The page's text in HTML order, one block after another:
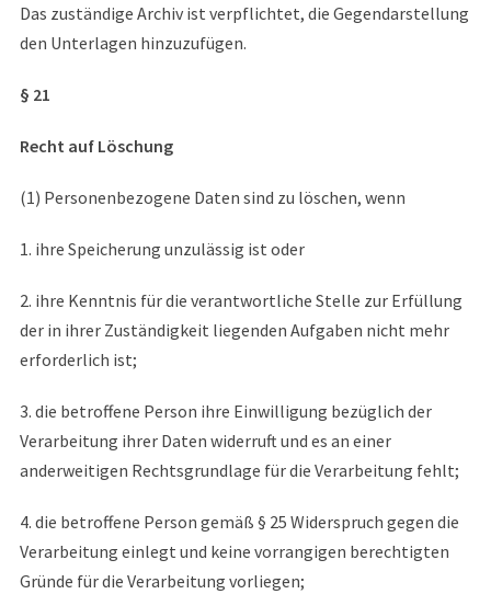
Das zuständige Archiv ist verpflichtet, die Gegendarstellung
den Unterlagen hinzuzufügen.
§ 21
Recht auf Löschung
(1) Personenbezogene Daten sind zu löschen, wenn
1. ihre Speicherung unzulässig ist oder
2. ihre Kenntnis für die verantwortliche Stelle zur Erfüllung
der in ihrer Zuständigkeit liegenden Aufgaben nicht mehr
erforderlich ist;
3. die betroffene Person ihre Einwilligung bezüglich der
Verarbeitung ihrer Daten widerruft und es an einer
anderweitigen Rechtsgrundlage für die Verarbeitung fehlt;
4. die betroffene Person gemäß § 25 Widerspruch gegen die
Verarbeitung einlegt und keine vorrangigen berechtigten
Gründe für die Verarbeitung vorliegen;